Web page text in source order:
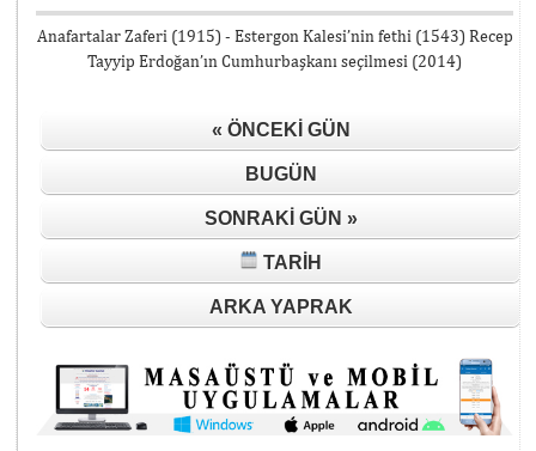
Anafartalar Zaferi (1915) - Estergon Kalesi’nin fethi (1543) Recep
Tayyip Erdoğan’ın Cumhurbaşkanı seçilmesi (2014)
« ÖNCEKI GÜN
BUGÜN
SONRAKI GÜN »
TARIH
ARKA YAPRAK